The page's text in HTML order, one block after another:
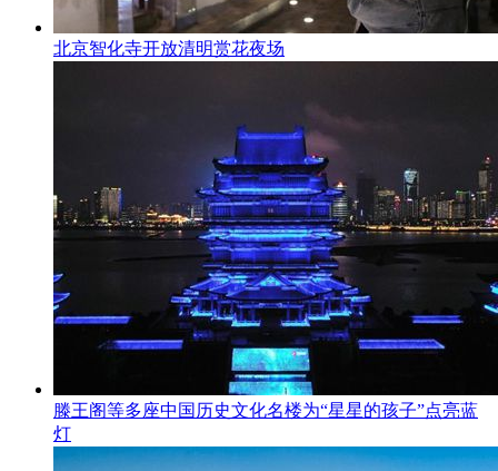
北京智化寺开放清明赏花夜场
滕王阁等多座中国历史文化名楼为“星星的孩子”点亮蓝
灯